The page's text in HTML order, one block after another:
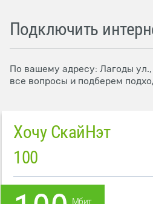
Подключить
По вашему адресу: Лагоды
все вопросы и подберем
Хочу СкайНэт
100
Мбит